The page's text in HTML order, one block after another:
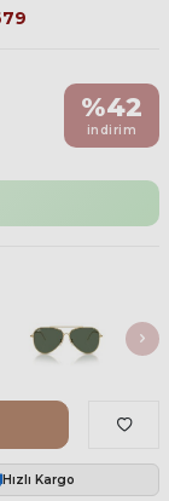
%42
indirim
Hızlı Kargo